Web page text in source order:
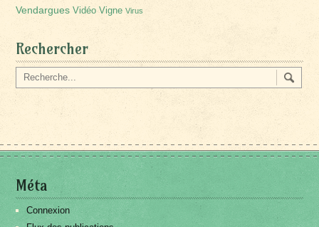
Vendargues Vidéo Vigne Virus
Rechercher
Méta
Connexion